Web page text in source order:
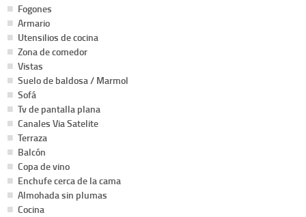
Fogones
Armario
Utensilios de cocina
Zona de comedor
Vistas
Suelo de baldosa / Marmol
Sofá
Tv de pantalla plana
Canales Via Satelite
Terraza
Balcón
Copa de vino
Enchufe cerca de la cama
Almohada sin plumas
Cocina